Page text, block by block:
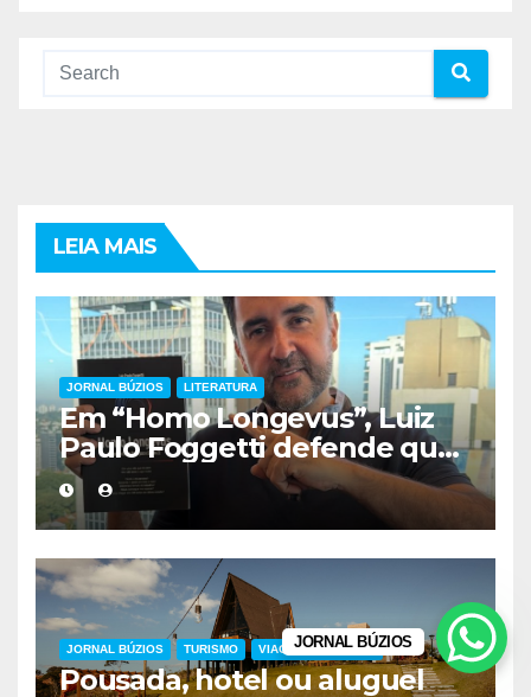
LEIA MAIS
JORNAL BÚZIOS LITERATURA
Em “Homo Longevus”, Luiz
Paulo Foggetti defende que
viver mais exigirá uma nova
forma de encarar a vida
JORNAL BÚZIOS TURISMO VIAGEM E TURISMO
Pousada, hotel ou aluguel
JORNAL BÚZIOS